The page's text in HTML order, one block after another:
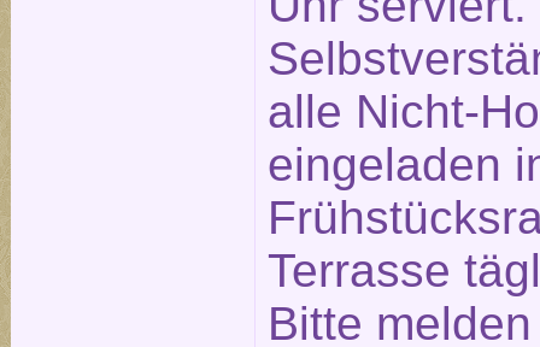
alle Nicht-
eingeladen
Terrasse
Bitte